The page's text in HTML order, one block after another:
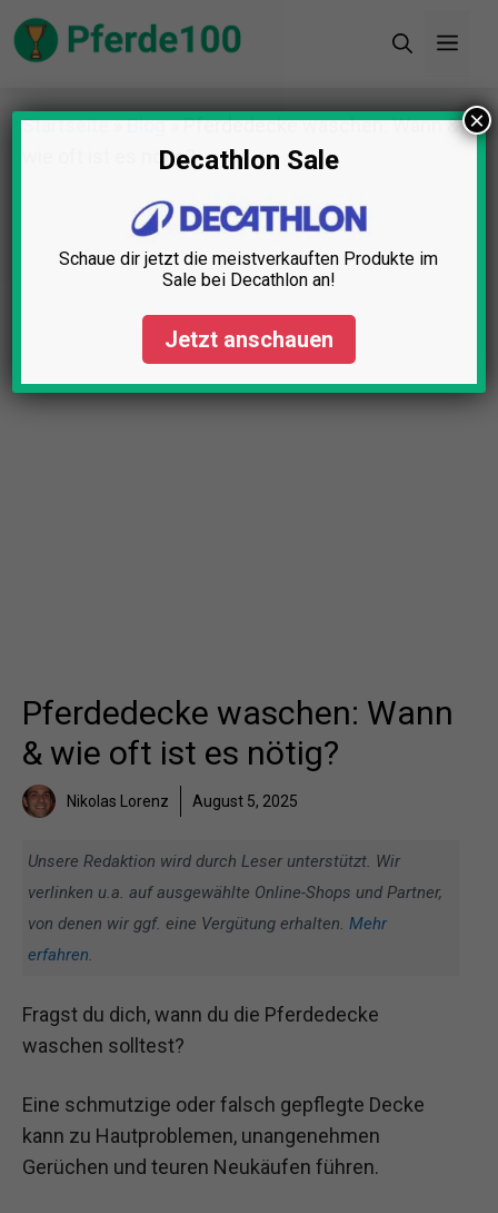
Zum
Inhalt
Startseite»Blog»Pferdedecke waschen: Wann &
wie oft ist es nötig?
Pferdedecke waschen: Wann
& wie oft ist es nötig?
Nikolas Lorenz August 5, 2025
Unsere Redaktion wird durch Leser unterstützt. Wir
verlinken u.a. auf ausgewählte Online-Shops und Partner,
von denen wir ggf. eine Vergütung erhalten. Mehr
erfahren.
Fragst du dich, wann du die Pferdedecke
waschen solltest?
Eine schmutzige oder falsch gepflegte Decke
kann zu Hautproblemen, unangenehmen
Gerüchen und teuren Neukäufen führen.
Decathlon Sale
Schaue dir jetzt die meistverkauften Produkte im
Sale bei Decathlon an!
Jetzt anschauen
×